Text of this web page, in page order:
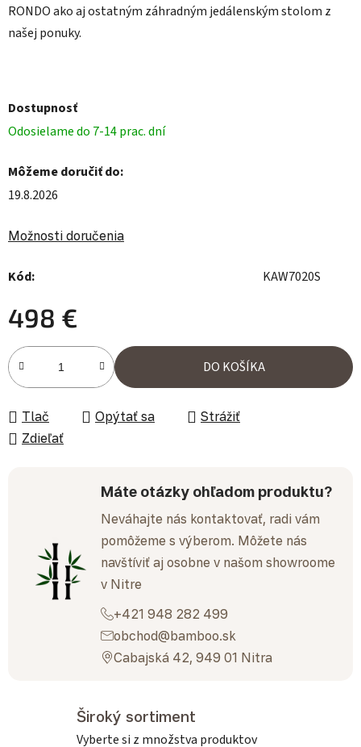
RONDO ako aj ostatným záhradným jedálenským stolom z
našej ponuky.
Dostupnosť
Odosielame do 7-14 prac. dní
Môžeme doručiť do:
19.8.2026
Možnosti doručenia
Kód: KAW7020S
498 €
Jednotková cena:
DO KOŠÍKA
Tlač Opýtať sa
Strážiť
Zdieľať
Máte otázky ohľadom produktu?
Neváhajte nás kontaktovať, radi vám
pomôžeme s výberom. Môžete nás
navštíviť aj osobne v našom showroome
v Nitre
+421 948 282 499
obchod@bamboo.sk
Cabajská 42, 949 01 Nitra
Široký sortiment
Vyberte si z množstva produktov